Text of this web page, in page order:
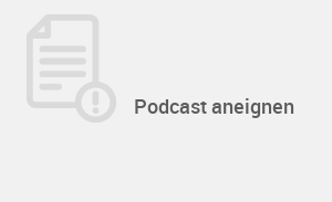
Podcast aneignen